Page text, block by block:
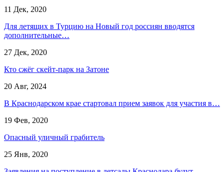
11 Дек, 2020
Для летящих в Турцию на Новый год россиян вводятся
дополнительные…
27 Дек, 2020
Кто сжёг скейт-парк на Затоне
20 Авг, 2024
В Краснодарском крае стартовал прием заявок для участия в…
19 Фев, 2020
Опасный уличный грабитель
25 Янв, 2020